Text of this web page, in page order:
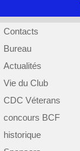
Contacts
Bureau
Actualités
Vie du Club
CDC Véterans
concours BCF
historique